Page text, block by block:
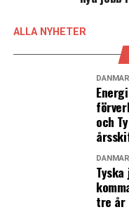
2013 var restaurang
5,7 procent.
– Det är nu en av
Göran Höckert.
Totalt minskade
City med 2,4 procent
Omsättningen för
sjönk med 4,1
ALLA NYHETER
och
tre år